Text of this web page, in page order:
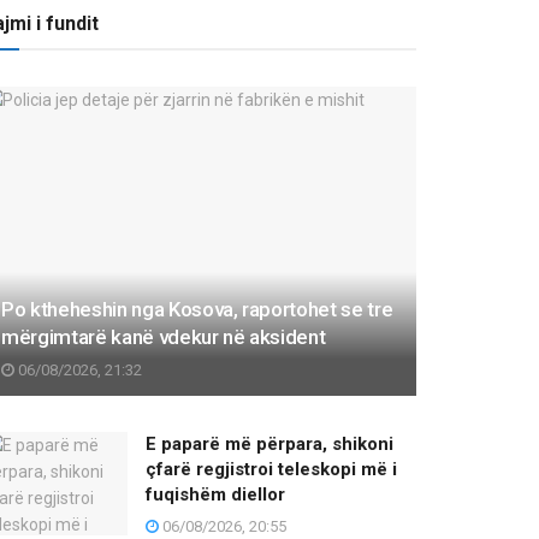
i fundit
Po ktheheshin nga Kosova, raportohet se tre
mërgimtarë kanë vdekur në aksident
06/08/2026, 21:32
E paparë më përpara, shikoni
çfarë regjistroi teleskopi më i
fuqishëm diellor
06/08/2026, 20:55